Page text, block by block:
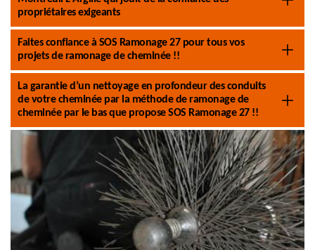
propriétaires exigeants
Faites confiance à SOS Ramonage 27 pour tous vos
projets de ramonage de cheminée !!
La garantie d’un nettoyage en profondeur des conduits
de votre cheminée par la méthode de ramonage de
cheminée par le bas que propose SOS Ramonage 27 !!